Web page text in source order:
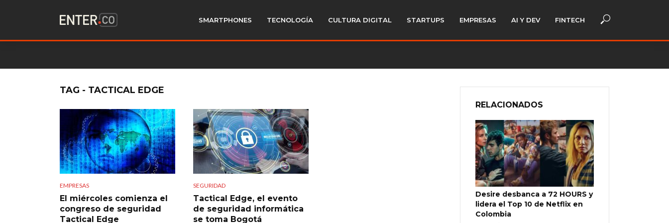
SMARTPHONES TECNOLOGÍA CULTURA DIGITAL STARTUPS EMPRESAS AI Y DEV FINTECH
TAG - TACTICAL EDGE
EMPRESAS
El miércoles comienza el
congreso de seguridad
Tactical Edge
SEGURIDAD
Tactical Edge, el evento
de seguridad informática
se toma Bogotá
RELACIONADOS
Desire desbanca a 72 HOURS y
lidera el Top 10 de Netflix en
Colombia